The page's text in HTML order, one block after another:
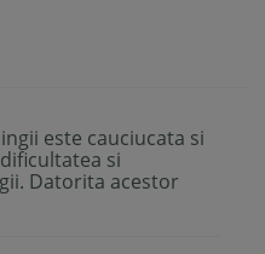
este cauciucata si
si
Datorita acestor